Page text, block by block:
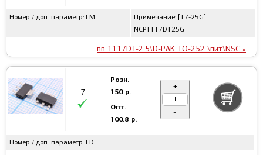
Номер / доп. параметр: LM
Примечание: [17-25G]
NCP1117DT25G
пп 1117DT-2.5\D-PAK TO-252 \пит\NSC »
Номер / доп. параметр: LD
7
Розн.
150 р.
Опт.
100.8 р.
+
-